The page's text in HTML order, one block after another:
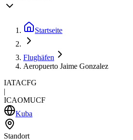
Startseite
Flughäfen
Aeropuerto Jaime Gonzalez
IATACFG
|
ICAOMUCF
Kuba
Standort